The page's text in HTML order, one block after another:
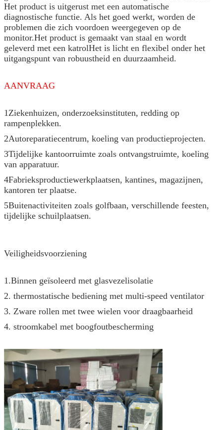
Het product is uitgerust met een automatische
diagnostische functie. Als het goed werkt, worden de
problemen die zich voordoen weergegeven op de
monitor.Het product is gemaakt van staal en wordt
geleverd met een katrolHet is licht en flexibel onder het
uitgangspunt van robuustheid en duurzaamheid.
AANVRAAG
1Ziekenhuizen, onderzoeksinstituten, redding op
rampenplekken.
2Autoreparatiecentrum, koeling van productieprojecten.
3Tijdelijke kantoorruimte zoals ontvangstruimte, koeling
van apparatuur.
4Fabrieksproductiewerkplaatsen, kantines, magazijnen,
kantoren ter plaatse.
5Buitenactiviteiten zoals golfbaan, verschillende feesten,
tijdelijke schuilplaatsen.
Veiligheidsvoorziening
1.Binnen geïsoleerd met glasvezelisolatie
2. thermostatische bediening met multi-speed ventilator
3. Zware rollen met twee wielen voor draagbaarheid
4. stroomkabel met boogfoutbescherming